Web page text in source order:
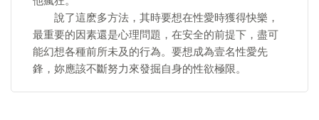
說了這麽多方法，其時要想在性愛時獲得快樂，
最重要的因素還是心理問題，在安全的前提下，盡可
能幻想各種前所未及的行為。要想成為壹名性愛先
鋒，妳應該不斷努力來發掘自身的性欲極限。